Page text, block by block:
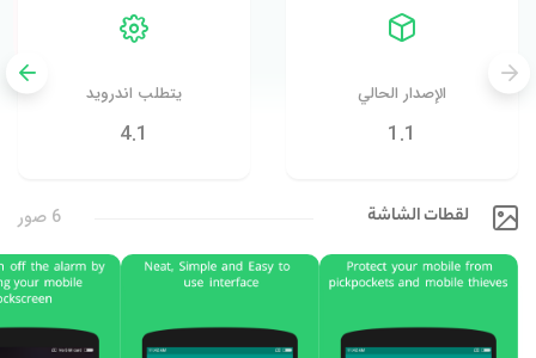
الإصدار الحالي
1.1
يتطلب اندرويد
4.1
لقطات الشاشة 6 صور